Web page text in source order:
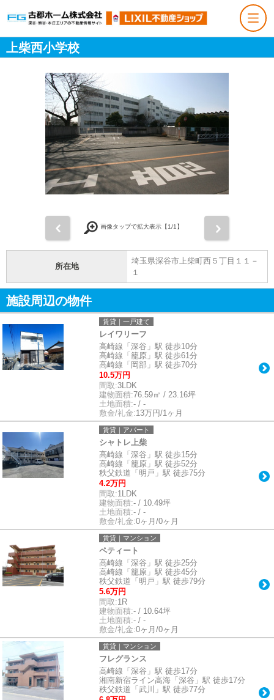
上柴西小学校
画像タップで拡大表示【1/1】
所在地
埼玉県深谷市上柴町西５丁目１１－
１
施設周辺の物件
賃貸｜一戸建て
レイワリーフ
高崎線「深谷」駅 徒歩10分
高崎線「籠原」駅 徒歩61分
高崎線「岡部」駅 徒歩70分
10.5万円
間取:3LDK
建物面積:76.59㎡ / 23.16坪
土地面積:- / -
敷金/礼金:13万円/1ヶ月
賃貸｜アパート
シャトレ上柴
高崎線「深谷」駅 徒歩15分
高崎線「籠原」駅 徒歩52分
秩父鉄道「明戸」駅 徒歩75分
4.2万円
間取:1LDK
建物面積:- / 10.49坪
土地面積:- / -
敷金/礼金:0ヶ月/0ヶ月
賃貸｜マンション
ペティート
高崎線「深谷」駅 徒歩25分
高崎線「籠原」駅 徒歩45分
秩父鉄道「明戸」駅 徒歩79分
5.6万円
間取:1R
建物面積:- / 10.64坪
土地面積:- / -
敷金/礼金:0ヶ月/0ヶ月
賃貸｜マンション
フレグランス
高崎線「深谷」駅 徒歩17分
湘南新宿ライン高海「深谷」駅 徒歩17分
秩父鉄道「武川」駅 徒歩77分